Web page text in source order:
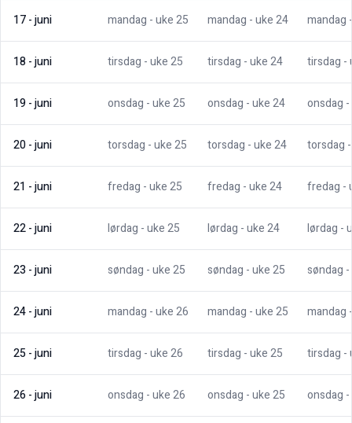
17-juni mandag - uke25 mandag - uke24 mandag
18-juni tirsdag - uke25 tirsdag - uke24 tirsdag -
19-juni onsdag - uke25 onsdag - uke24 onsdag
20-juni torsdag - uke25 torsdag - uke24 torsdag
21 -juni fredag - uke25 fredag - uke24 fredag -
22-juni lørdag - uke25 lørdag - uke24 lørdag -
23 -juni søndag - uke25 søndag - uke25 søndag
24-juni mandag - uke26 mandag - uke25 mandag
25-juni tirsdag - uke26 tirsdag - uke25 tirsdag -
26-juni onsdag - uke26 onsdag - uke25 onsdag